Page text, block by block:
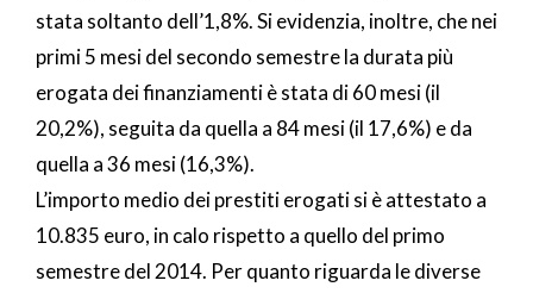
stata soltanto dell’1,8%. Si evidenzia, inoltre, che nei
primi 5 mesi del secondo semestre la durata più
erogata dei finanziamenti è stata di 60 mesi (il
20,2%), seguita da quella a 84 mesi (il 17,6%) e da
quella a 36 mesi (16,3%).
L’importo medio dei prestiti erogati si è attestato a
10.835 euro, in calo rispetto a quello del primo
semestre del 2014. Per quanto riguarda le diverse